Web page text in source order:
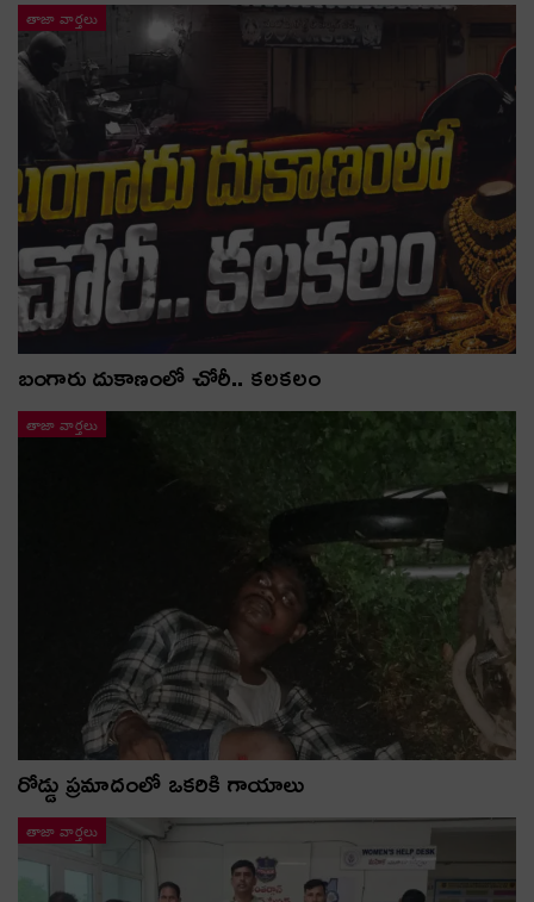
తాజా వార్తలు
బంగారు దుకాణంలో చోరీ.. కలకలం
తాజా వార్తలు
రోడ్డు ప్రమాదంలో ఒకరికి గాయాలు
తాజా వార్తలు